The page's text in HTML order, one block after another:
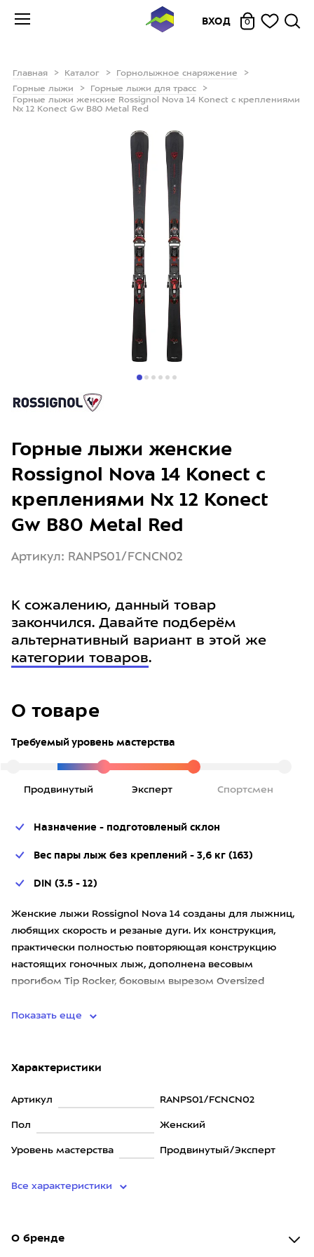
ВХОД 0
Главная Каталог
Горнолыжное снаряжение
Горные лыжи
Горные лыжи для трасс
Горные лыжи женские Rossignol Nova 14 Konect с креплениями
Nx 12 Konect Gw B80 Metal Red
О товаре
Требуемый уровень мастерства
Продвинутый Эксперт Спортсмен
Назначение - подготовленый склон
Вес пары лыж без креплений - 3,6 кг (163)
DIN (3.5 - 12)
Женские лыжи Rossignol Nova 14 созданы для лыжниц,
любящих скорость и резаные дуги. Их конструкция,
практически полностью повторяющая конструкцию
настоящих гоночных лыж, дополнена весовым
прогибом Tip Rocker, боковым вырезом Oversized
Показать еще
Характеристики
Артикул RANPS01/FCNCN02
Пол Женский
Уровень мастерства Продвинутый/Эксперт
Все характеристики
О бренде
Горные лыжи женские
Rossignol Nova 14 Konect с
креплениями Nx 12 Konect
Gw B80 Metal Red
Артикул: RANPS01/FCNCN02
К сожалению, данный товар
закончился. Давайте подберём
альтернативный вариант в этой же
категории товаров.